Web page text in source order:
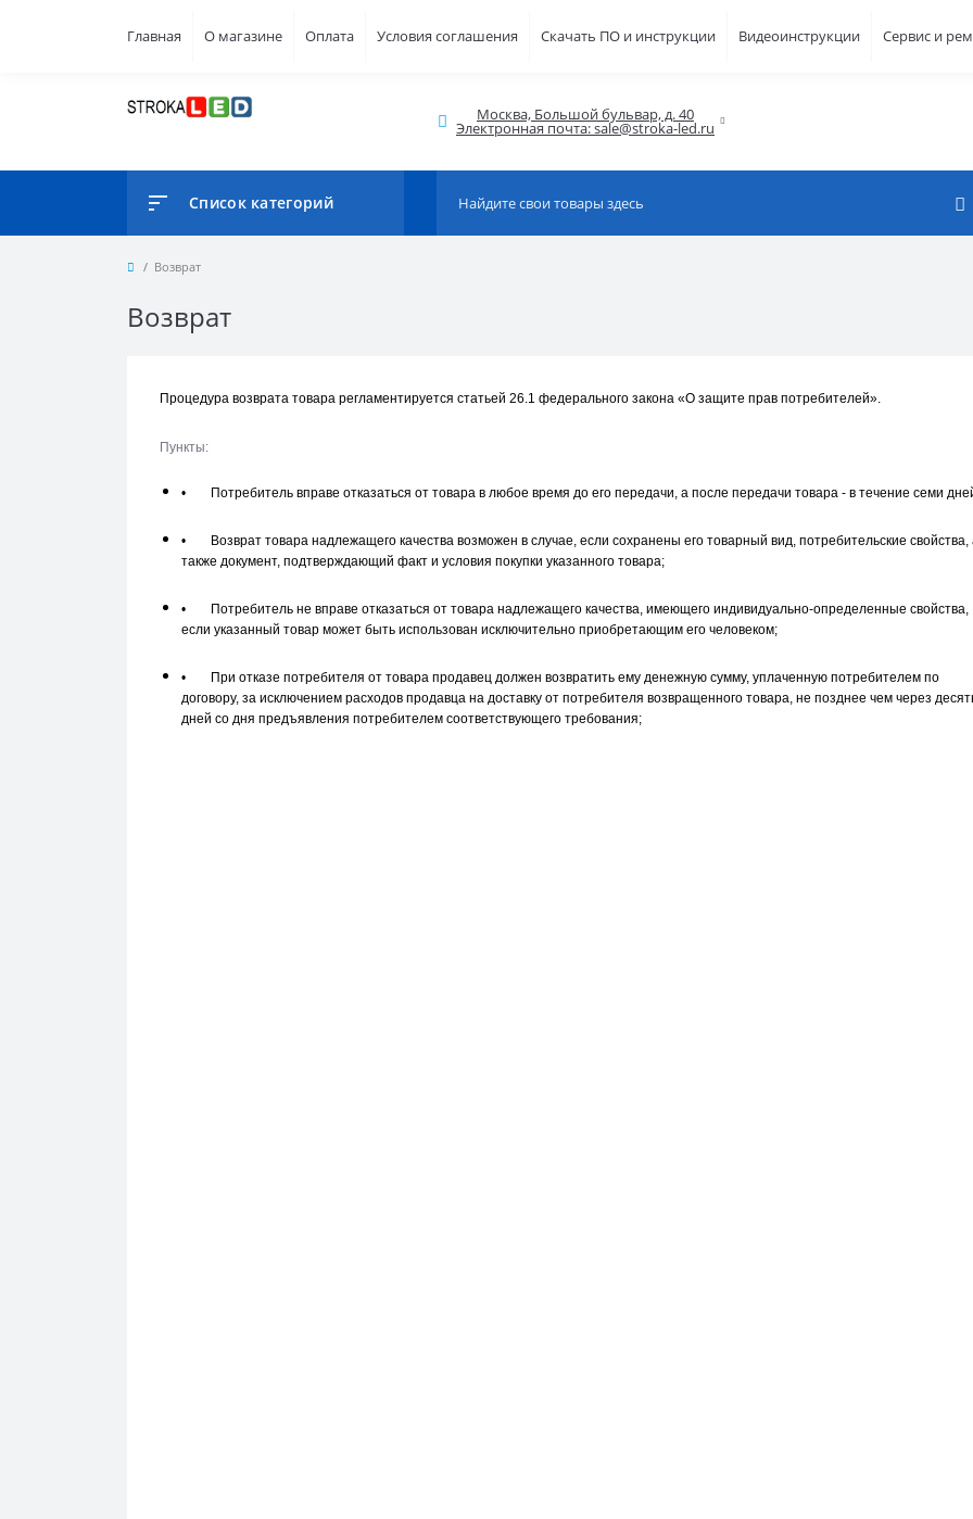
Главная О магазине Оплата Условия соглашения Скачать ПО и инструкции Видеоинструкции Сервис и
Москва, Большой бульвар, д. 40
Электронная почта: sale@stroka-led.ru
Список категорий
Возврат
Возврат
Процедура возврата товара регламентируется статьей 26.1 федерального закона «О защите прав потребителей».
Пункты:
• Потребитель вправе отказаться от товара в любое время до его передачи, а после передачи товара - в течение семи
•
Возврат товара надлежащего качества возможен в случае, если сохранены его товарный вид, потребительские свойства,
также документ, подтверждающий факт и условия покупки указанного товара;
•
Потребитель не вправе отказаться от товара надлежащего качества, имеющего индивидуально-определенные свойства,
если указанный товар может быть использован исключительно приобретающим его человеком;
•
При отказе потребителя от товара продавец должен возвратить ему денежную сумму, уплаченную потребителем по
договору, за исключением расходов продавца на доставку от потребителя возвращенного товара, не позднее чем через
дней со дня предъявления потребителем соответствующего требования;